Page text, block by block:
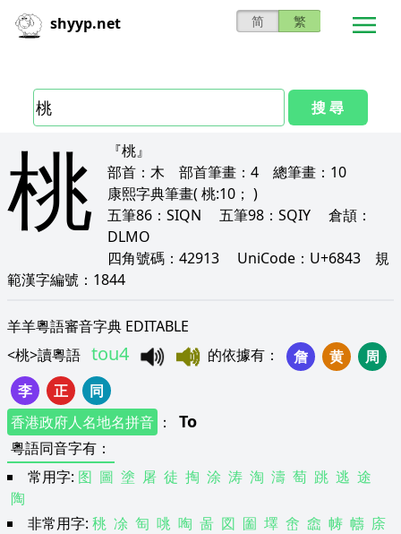
shyyp.net 简 繁
搜 尋
桃
『桃』
部首： 木 部首筆畫： 4 總筆畫： 10
康熙字典筆畫( 桃:10； )
五筆86： SIQN 五筆98： SQIY 倉頡：
DLMO
四角號碼： 42913 UniCode： U+6843 規
範漢字編號： 1844
羊羊粵語審音字典 EDITABLE
<桃>讀粵語 tou4 的依據有 ： 詹 黄
周
李
正
同
香港政府人名地名拼音 ： To
粵語同音字有 ：
常用字: 图 圖 塗 屠 徒 掏 涂 涛 淘 濤 萄 跳 逃 途
陶
非常用字: 䄻 凃 匋 咷 啕 啚 図 圗 墿 峹 嵞 帱 幬 庩